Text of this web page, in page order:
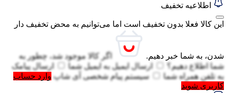
اطلاعیه تخفیف
این کالا فعلا بدون تخفیف است اما می‌توانیم به محض تخفیف دار
شدن، به شما خبر دهیم.
اگر کالا موجود شد، چطور به
شما اطلاع دهیم؟
ارسال ایمیل به ایمیل شما
ارسال پیامک
به تلفن همراه شما سیستم پیام شخصی آی شاپ وارد حساب
کاربری شوید